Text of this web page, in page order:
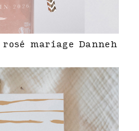
mariage Danneh